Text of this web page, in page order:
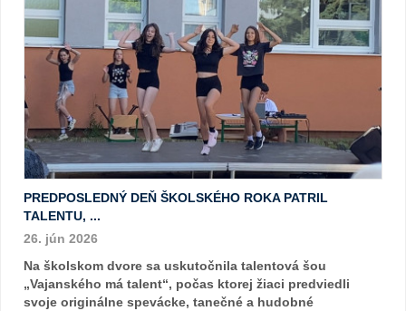
PREDPOSLEDNÝ DEŇ ŠKOLSKÉHO ROKA PATRIL
TALENTU, ...
26. jún 2026
Na školskom dvore sa uskutočnila talentová šou
„Vajanského má talent“, počas ktorej žiaci predviedli
svoje originálne spevácke, tanečné a hudobné